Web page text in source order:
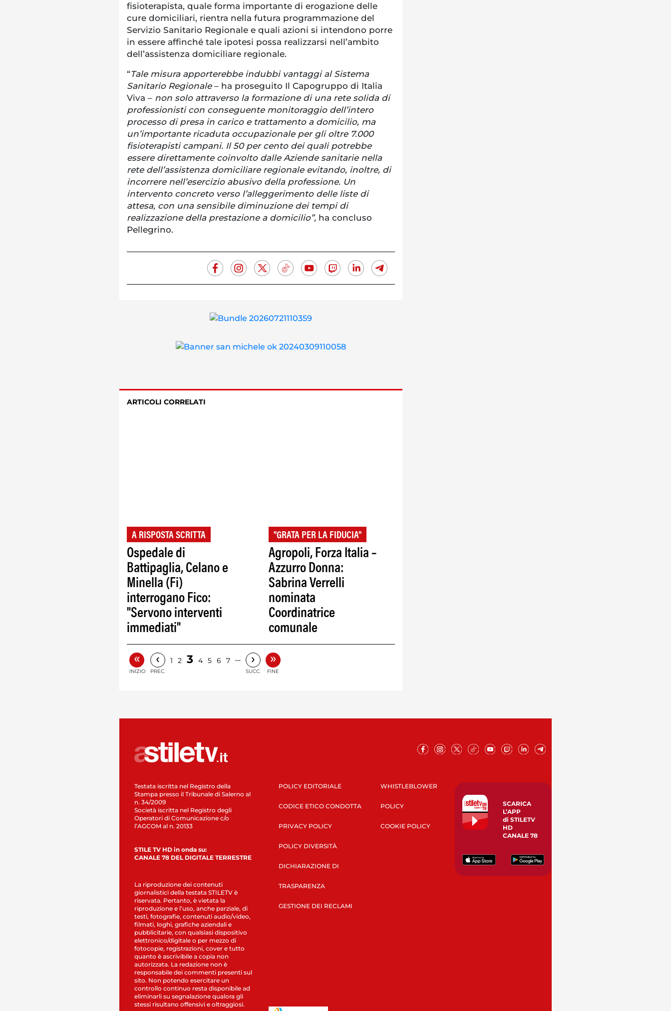
fisioterapista, quale forma importante di erogazione delle
cure domiciliari, rientra nella futura programmazione del
Servizio Sanitario Regionale e quali azioni si intendono porre
in essere affinché tale ipotesi possa realizzarsi nell’ambito
dell’assistenza domiciliare regionale.
“Tale misura apporterebbe indubbi vantaggi al Sistema
Sanitario Regionale – ha proseguito Il Capogruppo di Italia
Viva – non solo attraverso la formazione di una rete solida di
professionisti con conseguente monitoraggio dell’intero
processo di presa in carico e trattamento a domicilio, ma
un’importante ricaduta occupazionale per gli oltre 7.000
fisioterapisti campani. Il 50 per cento dei quali potrebbe
essere direttamente coinvolto dalle Aziende sanitarie nella
rete dell’assistenza domiciliare regionale evitando, inoltre, di
incorrere nell’esercizio abusivo della professione. Un
intervento concreto verso l’alleggerimento delle liste di
attesa, con una sensibile diminuzione dei tempi di
realizzazione della prestazione a domicilio”, ha concluso
Pellegrino.
ARTICOLI CORRELATI
A RISPOSTA SCRITTA
Ospedale di
Battipaglia, Celano e
Minella (Fi)
interrogano Fico:
"Servono interventi
immediati"
"GRATA PER LA FIDUCIA"
Agropoli, Forza Italia –
Azzurro Donna:
Sabrina Verrelli
nominata
Coordinatrice
comunale
«
INIZIO
‹
PREC.
1 2 3 4 5 6 7 … ›
SUCC.
»
FINE
Testata iscritta nel Registro della
Stampa presso il Tribunale di Salerno al
n. 34/2009
Società iscritta nel Registro degli
Operatori di Comunicazione c/o
l’AGCOM al n. 20133
STILE TV HD in onda su:
CANALE 78 DEL DIGITALE TERRESTRE
La riproduzione dei contenuti
giornalistici della testata STILETV è
riservata. Pertanto, è vietata la
riproduzione e l’uso, anche parziale, di
testi, fotografie, contenuti audio/video,
filmati, loghi, grafiche aziendali e
pubblicitarie, con qualsiasi dispositivo
elettronico/digitale o per mezzo di
fotocopie, registrazioni, cover e tutto
quanto è ascrivibile a copia non
autorizzata. La redazione non è
responsabile dei commenti presenti sul
sito. Non potendo esercitare un
controllo continuo resta disponibile ad
eliminarli su segnalazione qualora gli
stessi risultano offensivi e oltraggiosi.
POLICY EDITORIALE
CODICE ETICO CONDOTTA
PRIVACY POLICY
POLICY DIVERSITÀ
DICHIARAZIONE DI
TRASPARENZA
GESTIONE DEI RECLAMI
WHISTLEBLOWER
POLICY
COOKIE POLICY
SCARICA
L’APP
di STILETV
HD
CANALE 78